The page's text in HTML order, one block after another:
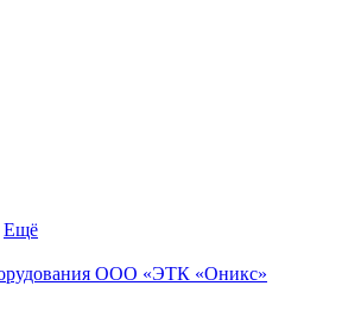
Ещё